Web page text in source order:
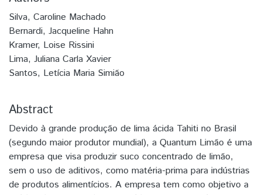
Silva, Caroline Machado
Bernardi, Jacqueline Hahn
Kramer, Loise Rissini
Lima, Juliana Carla Xavier
Santos, Letícia Maria Simião
Abstract
Devido à grande produção de lima ácida Tahiti no Brasil
(segundo maior produtor mundial), a Quantum Limão é uma
empresa que visa produzir suco concentrado de limão,
sem o uso de aditivos, como matéria-prima para indústrias
de produtos alimentícios. A empresa tem como objetivo a